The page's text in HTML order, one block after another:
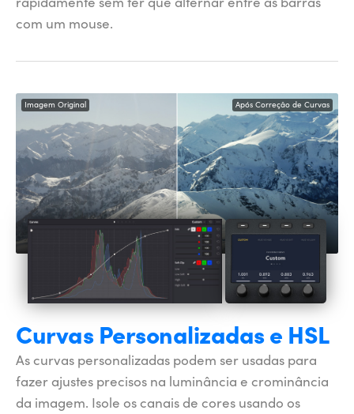
com um mouse.
Imagem Original Após Correção de Curvas
CurvasPersonalizadas e HSL
As curvas personalizadas podem ser usadas para
fazer ajustes precisos na luminância e crominância
da imagem. Isole os canais de cores usando os